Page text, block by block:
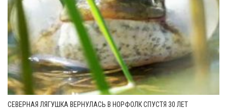
СЕВЕРНАЯ ЛЯГУШКА ВЕРНУЛАСЬ В НОРФОЛК СПУСТЯ 30 ЛЕТ